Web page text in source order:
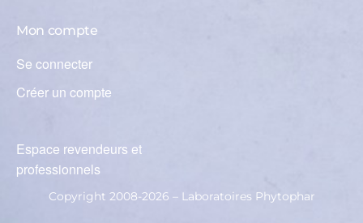
Mon compte
Se connecter
Créer un compte
Espace revendeurs et
professionnels
Copyright 2008-2026 – Laboratoires Phytophar